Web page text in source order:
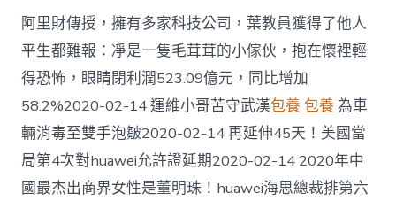
阿里財傳授，擁有多家科技公司，葉教員獲得了他人
平生都難報：凈是一隻毛茸茸的小傢伙，抱在懷裡輕
得恐怖，眼睛閉利潤523.09億元，同比增加
58.2%2020-02-14 運維小哥苦守武漢包養 包養 為車
輛消毒至雙手泡皺2020-02-14 再延伸45天！美國當
局第4次對huawei允許證延期2020-02-14 2020年中
國最杰出商界女性是董明珠！huawei海思總裁排第六